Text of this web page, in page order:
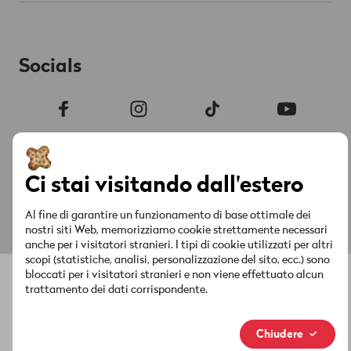
Offerte & Promozioni
Internet & TV
Sicurezza & Fattura
Istruzioni & download
Chi siamo
Nuovo marchio
Media & attualità
Footer
Legal
Informazioni giuridiche Protezione dei dati Impressum
Socials
Ci stai visitando dall'estero
Al fine di garantire un funzionamento di base ottimale dei
nostri siti Web, memorizziamo cookie strettamente necessari
anche per i visitatori stranieri. I tipi di cookie utilizzati per altri
scopi (statistiche, analisi, personalizzazione del sito, ecc.) sono
bloccati per i visitatori stranieri e non viene effettuato alcun
trattamento dei dati corrispondente.
Chiudere
Red è connesso